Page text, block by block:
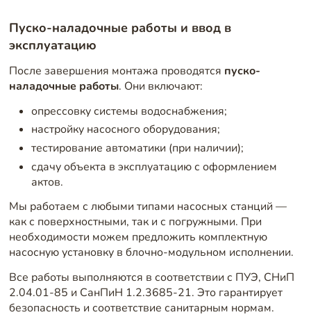
Пуско-наладочные работы и ввод в
эксплуатацию
После завершения монтажа проводятся пуско-
наладочные работы. Они включают:
опрессовку системы водоснабжения;
настройку насосного оборудования;
тестирование автоматики (при наличии);
сдачу объекта в эксплуатацию с оформлением
актов.
Мы работаем с любыми типами насосных станций —
как с поверхностными, так и с погружными. При
необходимости можем предложить комплектную
насосную установку в блочно-модульном исполнении.
Все работы выполняются в соответствии с ПУЭ, СНиП
2.04.01-85 и СанПиН 1.2.3685-21. Это гарантирует
безопасность и соответствие санитарным нормам.